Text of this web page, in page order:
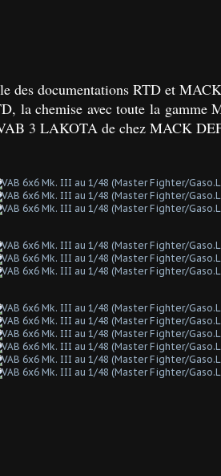
des documentations RTD et
la chemise avec toute la gamme
3 LAKOTA de chez MACK